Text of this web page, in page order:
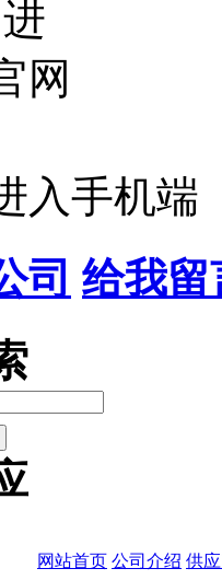
入手机端
司 给我留
网站首页 公司介绍 供